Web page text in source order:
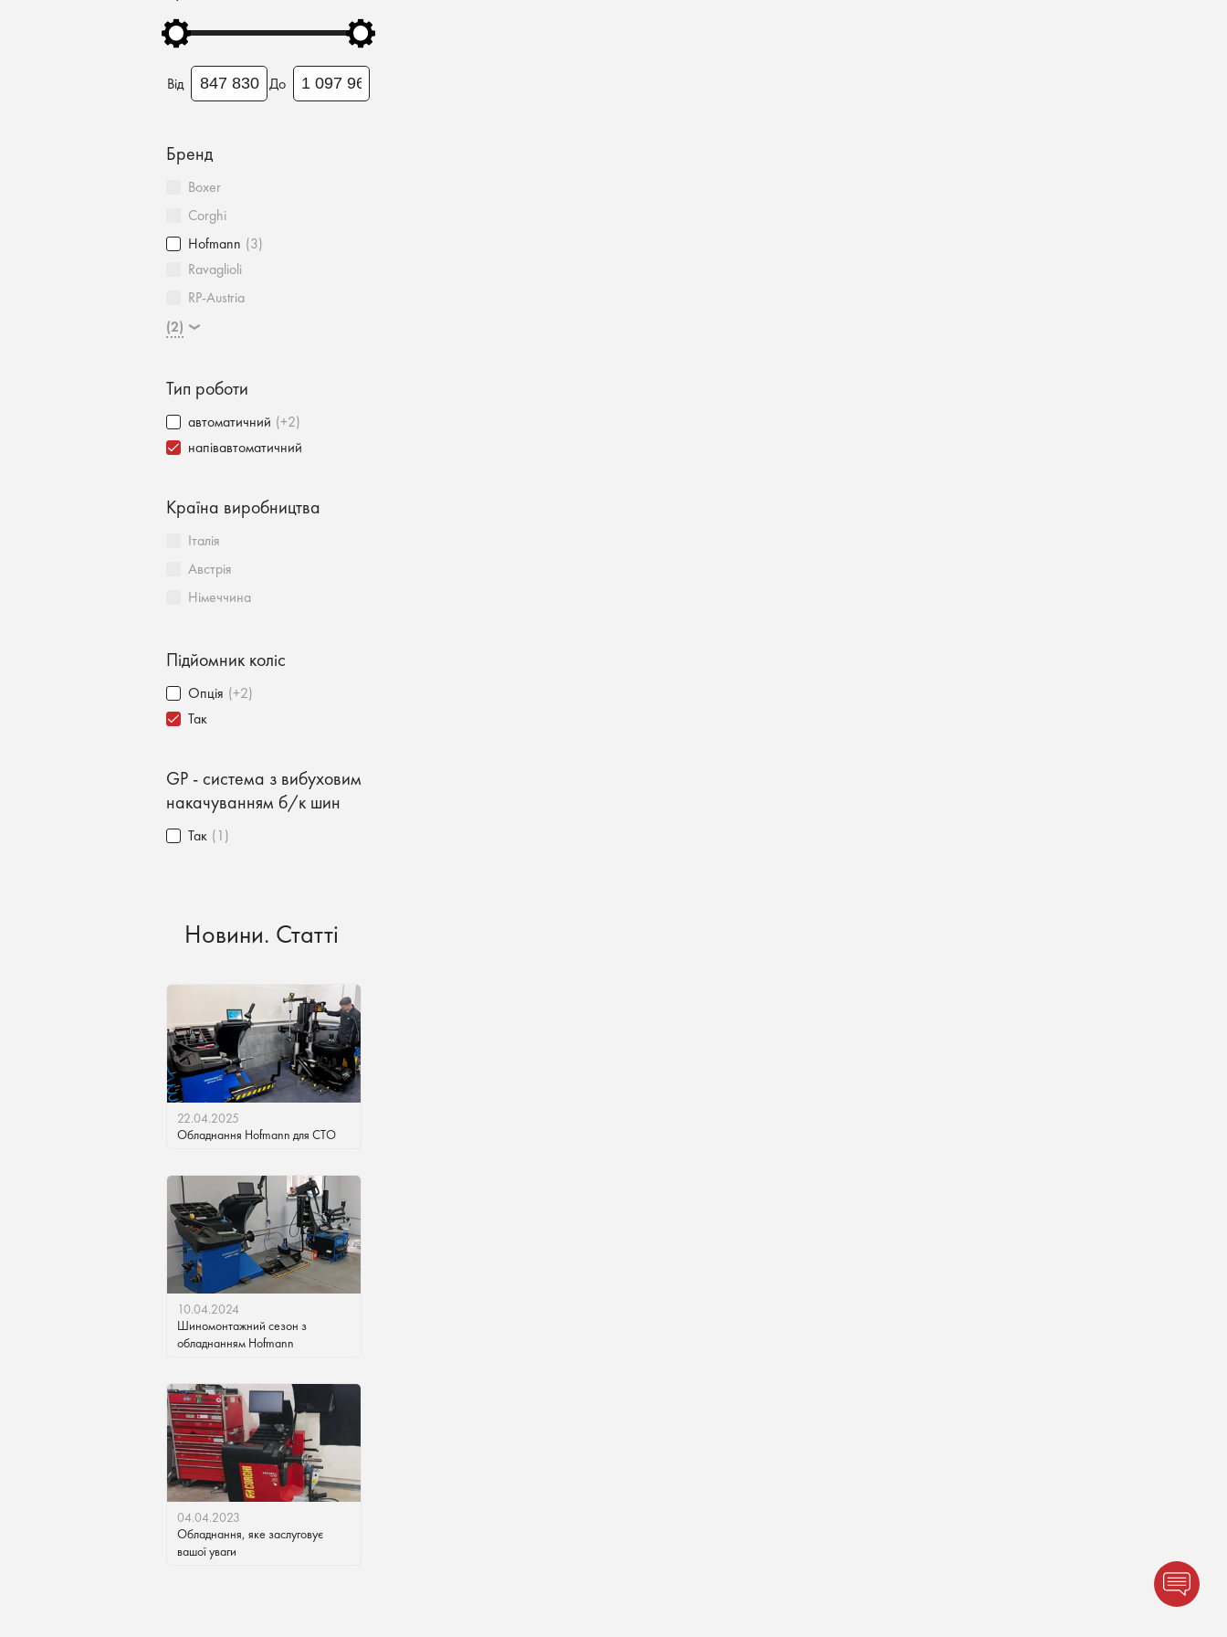
Від До
Бренд
Boxer
Corghi
Hofmann (3)
Ravaglioli
RP-Austria
(2)
Тип роботи
автоматичний (+2)
напівавтоматичний
Країна виробництва
Італія
Австрія
Німеччина
Підйомник коліс
Опція (+2)
Так
GP - система з вибуховим
накачуванням б/к шин
Так (1)
Новини. Статті
22.04.2025
Обладнання Hofmann для СТО
10.04.2024
Шиномонтажний сезон з
обладнанням Hofmann
04.04.2023
Обладнання, яке заслуговує
вашої уваги